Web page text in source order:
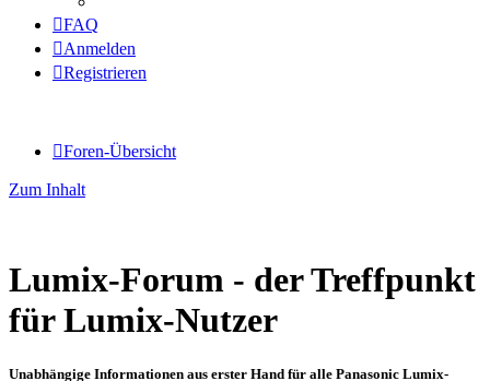
FAQ
Anmelden
Registrieren
Foren-Übersicht
Zum Inhalt
Lumix-Forum - der Treffpunkt
für Lumix-Nutzer
Unabhängige Informationen aus erster Hand für alle Panasonic Lumix-